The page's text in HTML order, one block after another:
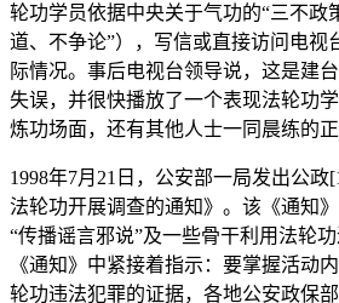
轮功学员依据中央关于气功的“三不政
道、不争论”），写信或直接访问电视
际情况。事后电视台领导说，这是建
失误，并很快播放了一个表现法轮功
炼功场面，还有其他人士一同晨练的正
1998年7月21日，公安部一局发出公政
法轮功开展调查的通知》。该《通知
“传播谣言邪说”及一些骨干利用法轮
《通知》中紧接着指示：要掌握活动
轮功违法犯罪的证据，各地公安政保